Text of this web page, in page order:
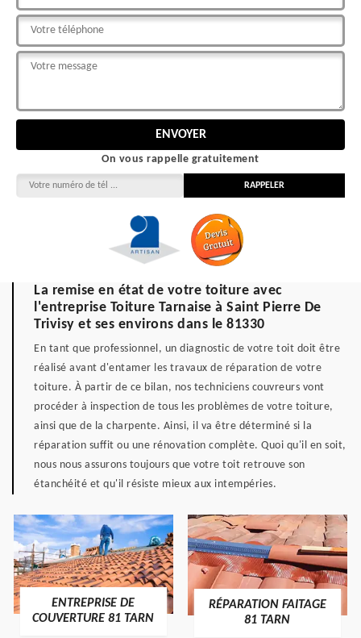
On vous rappelle gratuitement
La remise en état de votre toiture avec
l'entreprise Toiture Tarnaise à Saint Pierre De
Trivisy et ses environs dans le 81330
En tant que professionnel, un diagnostic de votre toit doit être
réalisé avant d'entamer les travaux de réparation de votre
toiture. À partir de ce bilan, nos techniciens couvreurs vont
procéder à inspection de tous les problèmes de votre toiture,
ainsi que de la charpente. Ainsi, il va être déterminé si la
réparation suffit ou une rénovation complète. Quoi qu'il en soit,
nous nous assurons toujours que votre toit retrouve son
étanchéité et qu'il résiste mieux aux intempéries.
ENTREPRISE DE
COUVERTURE 81 TARN
RÉPARATION FAITAGE
81 TARN